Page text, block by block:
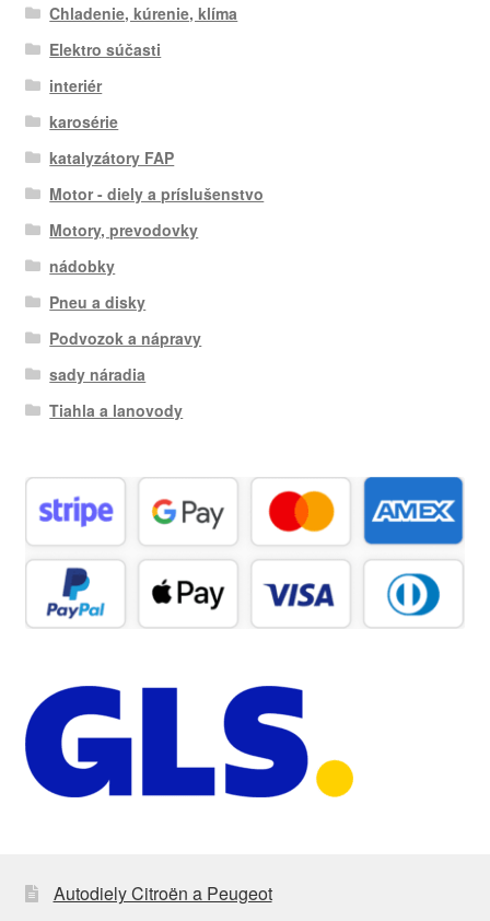
Chladenie, kúrenie, klíma
Elektro súčasti
interiér
karosérie
katalyzátory FAP
Motor - diely a príslušenstvo
Motory, prevodovky
nádobky
Pneu a disky
Podvozok a nápravy
sady náradia
Tiahla a lanovody
Autodiely Citroën a Peugeot